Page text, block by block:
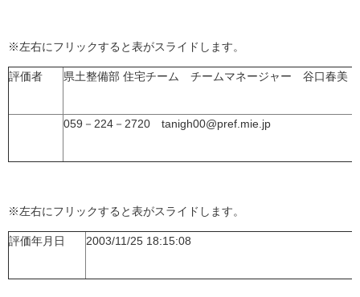
※左右にフリックすると表がスライドします。
評価者 県土整備部 住宅チーム チームマネージャー 谷口春美
059－224－2720 tanigh00@pref.mie.jp
※左右にフリックすると表がスライドします。
評価年月日 2003/11/25 18:15:08